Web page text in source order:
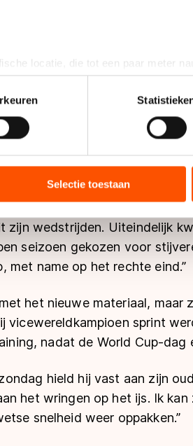
locatie, die tot een paar meter
te scannen op specifieke
worden verwerkt en stel uw
in de Cookieverklaring.
van onze site met onze
gegevens die u aan hen heeft
doorgeven aan landen buiten
GDPR. Door op ‘Toestaan’ te
.
Selectie toestaan
zijn wedstrijden. Uiteindelijk
seizoen gekozen voor
met name op het rechte eind.”
het nieuwe materiaal, maar
vicewereldkampioen sprint
nadat de World Cup-dag
hield hij vast aan zijn
het wringen op het ijs. Ik
snelheid weer oppakken.”